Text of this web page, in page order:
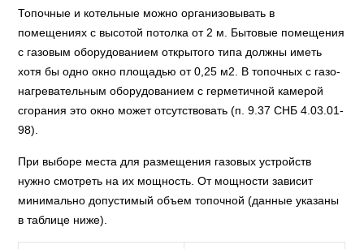
Топочные и котельные можно организовывать в
помещениях с высотой потолка от 2 м. Бытовые помещения
с газовым оборудованием открытого типа должны иметь
хотя бы одно окно площадью от 0,25 м2. В топочных с газо-
нагревательным оборудованием с герметичной камерой
сгорания это окно может отсутствовать (п. 9.37 СНБ 4.03.01-
98).
При выборе места для размещения газовых устройств
нужно смотреть на их мощность. От мощности зависит
минимально допустимый объем топочной (данные указаны
в таблице ниже).